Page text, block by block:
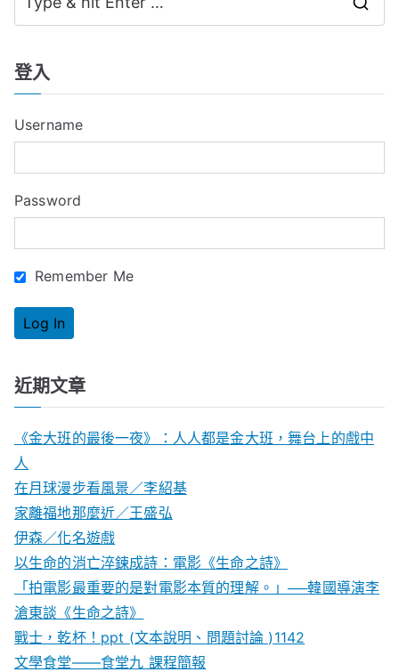
覽
h
r
登入
Username
Password
Remember Me
近期文章
《金大班的最後一夜》：人人都是金大班，舞台上的戲中
人
在月球漫步看風景／李紹基
家離福地那麼近／王盛弘
伊森／化名遊戲
以生命的消亡淬鍊成詩：電影《生命之詩》
「拍電影最重要的是對電影本質的理解。」──韓國導演李
滄東談《生命之詩》
戰士，乾杯！ppt (文本說明、問題討論 )1142
文學食堂——食堂九 課程簡報